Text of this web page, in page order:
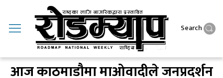
Search
आज काठमाडाैमा माओवादीले जनप्रदर्शन